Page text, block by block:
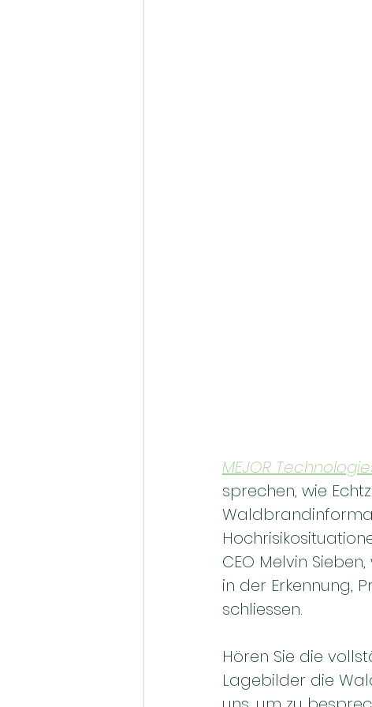
MEJOR
sprechen, wie
CEO Melvin
in der Erkennung,
schliessen.
Hören Sie die
Lagebilder die